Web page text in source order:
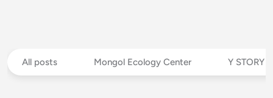
All posts Mongol Ecology Center Y STORY